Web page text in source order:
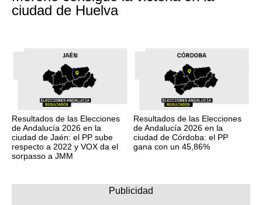
ciudad de Huelva
Resultados de las Elecciones
de Andalucía 2026 en la
ciudad de Jaén: el PP sube
respecto a 2022 y VOX da el
sorpasso a JMM
Resultados de las Elecciones
de Andalucía 2026 en la
ciudad de Córdoba: el PP
gana con un 45,86%